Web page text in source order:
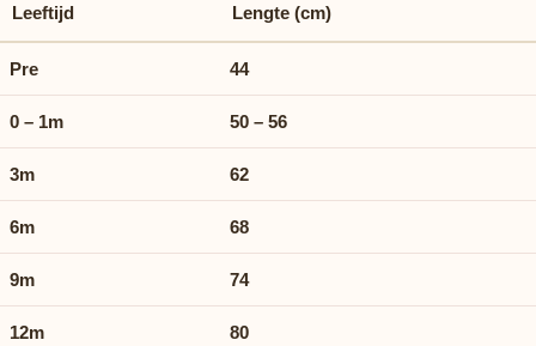
Leeftijd Lengte (cm)
Pre 44
0 – 1m 50 – 56
3m 62
6m 68
9m 74
12m 80